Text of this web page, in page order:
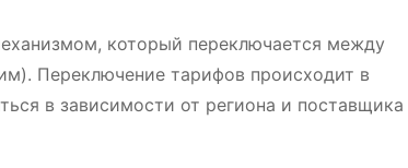
который переключается между
Переключение тарифов происходит в
в зависимости от региона и поставщика